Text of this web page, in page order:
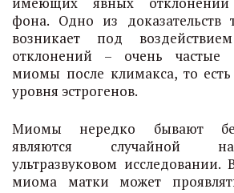
фона. Одно из доказательств
возникает под
отклонений – очень частые
миомы после климакса, то
уровня эстрогенов.
Миомы нередко бывают
являются случайной
ультразвуковом исследовании.
миома матки может